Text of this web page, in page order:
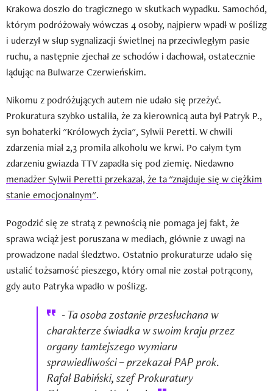
Krakowa doszło do tragicznego w skutkach wypadku. Samochód,
którym podróżowały wówczas 4 osoby, najpierw wpadł w poślizg
i uderzył w słup sygnalizacji świetlnej na przeciwległym pasie
ruchu, a następnie zjechał ze schodów i dachował, ostatecznie
lądując na Bulwarze Czerwieńskim.
Nikomu z podróżujących autem nie udało się przeżyć.
Prokuratura szybko ustaliła, że za kierownicą auta był Patryk P.,
syn bohaterki "Królowych życia", Sylwii Peretti. W chwili
zdarzenia miał 2,3 promila alkoholu we krwi. Po całym tym
zdarzeniu gwiazda TTV zapadła się pod ziemię. Niedawno
menadżer Sylwii Peretti przekazał, że ta "znajduje się w ciężkim
stanie emocjonalnym".
Pogodzić się ze stratą z pewnością nie pomaga jej fakt, że
sprawa wciąż jest poruszana w mediach, głównie z uwagi na
prowadzone nadal śledztwo. Ostatnio prokuraturze udało się
ustalić tożsamość pieszego, który omal nie został potrącony,
gdy auto Patryka wpadło w poślizg.
- Ta osoba zostanie przesłuchana w
charakterze świadka w swoim kraju przez
organy tamtejszego wymiaru
sprawiedliwości – przekazał PAP prok.
Rafał Babiński, szef Prokuratury